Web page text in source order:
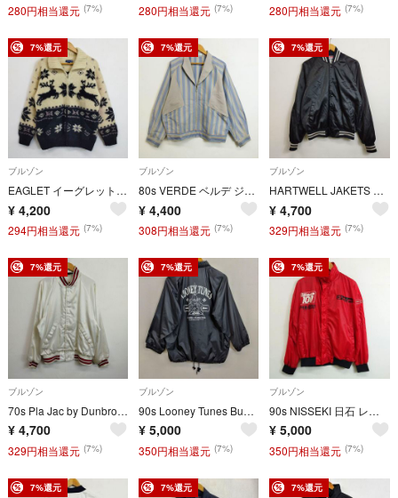
280円相当還元 (7%) 280円相当還元 (7%) 280円相当還元 (7%)
7%還元
ブルゾン
EAGLET イーグレット トナカイ柄 カウチン セーター カーディガン ウール 古着 vintage ホワイト ブラック M C22
¥ 4,200
294円相当還元 (7%)
7%還元
ブルゾン
80s VERDE ベルデ ジップジャケット スウィングトップ ブルゾン ストライプ 変形 ショールカラー ワイドポケット 切替 カジュアル 古着 VINTAGE グレー ブルーG613
¥ 4,400
308円相当還元 (7%)
7%還元
ブルゾン
HARTWELL JAKETS ハートウェル バーシティ ジャケット ブルゾン 古着 VINTAGE アメリカ製 USA製 ライトアウター M ブラック系 80s 90s C447
¥ 4,700
329円相当還元 (7%)
7%還元
ブルゾン
70s Pla Jac by Dunbrooke ダンブルック USA製 スタジャン コーチジャケット 三角タグ 古着 VINTAGE ライトアウター L ホワイト系 C820
¥ 4,700
329円相当還元 (7%)
7%還元
ブルゾン
90s Looney Tunes Bugs Bunny コーチ ジャケット バッグスバニー 両面 プリント PIRE-39 International ワーナーブラザーズ 古着 VINTAGE ブラック SS D227
¥ 5,000
350円相当還元 (7%)
7%還元
ブルゾン
90s NISSEKI 日石 レーシングチーム Dash Racer 100 ナイロン ジップアップ ジャケット 薄手 両面 プリント 企業 古着 VINTAGE レッド F G46
¥ 5,000
350円相当還元 (7%)
7%還元 7%還元 7%還元